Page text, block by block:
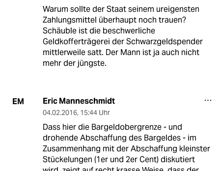
Warum sollte der Staat seinem ureigensten
Zahlungsmittel überhaupt noch trauen?
Schäuble ist die beschwerliche
Geldkofferträgerei der Schwarzgeldspender
mittlerweile satt. Der Mann ist ja auch nicht
mehr der jüngste.
EM Eric Manneschmidt
04.02.2016, 15:44 Uhr
Dass hier die Bargeldobergrenze - und
drohende Abschaffung des Bargeldes - im
Zusammenhang mit der Abschaffung kleinster
Stückelungen (1er und 2er Cent) diskutiert